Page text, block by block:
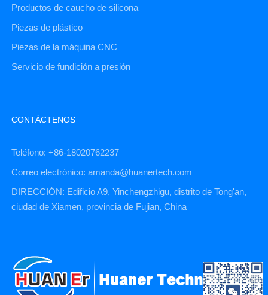
Productos de caucho de silicona
Piezas de plástico
Piezas de la máquina CNC
Servicio de fundición a presión
CONTÁCTENOS
Teléfono: +86-18020762237
Correo electrónico: amanda@huanertech.com
DIRECCIÓN: Edificio A9, Yinchengzhigu, distrito de Tong'an,
ciudad de Xiamen, provincia de Fujian, China